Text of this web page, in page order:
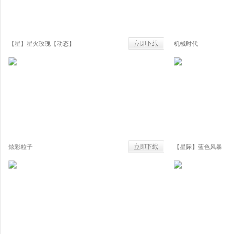
【星】星火玫瑰【动态】 机械时代
炫彩粒子 【星际】蓝色风暴